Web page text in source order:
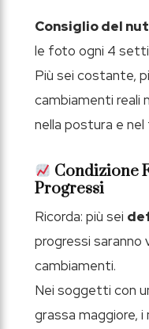
Consiglio del
le foto ogni 4
Più sei costante,
cambiamenti reali
nella postura e
Condizione
Progressi
Ricorda: più sei
progressi saranno
cambiamenti.
Nei soggetti con
grassa maggiore,